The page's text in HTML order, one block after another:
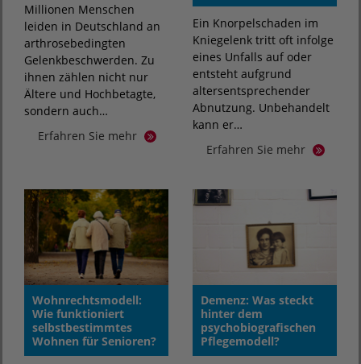
Millionen Menschen
leiden in Deutschland an
arthrosebedingten
Gelenkbeschwerden. Zu
ihnen zählen nicht nur
Ältere und Hochbetagte,
sondern auch…
Erfahren Sie mehr
Ein Knorpelschaden im
Kniegelenk tritt oft infolge
eines Unfalls auf oder
entsteht aufgrund
altersentsprechender
Abnutzung. Unbehandelt
kann er…
Erfahren Sie mehr
Wohnrechtsmodell:
Wie funktioniert
selbstbestimmtes
Wohnen für Senioren?
Demenz: Was steckt
hinter dem
psychobiografischen
Pflegemodell?